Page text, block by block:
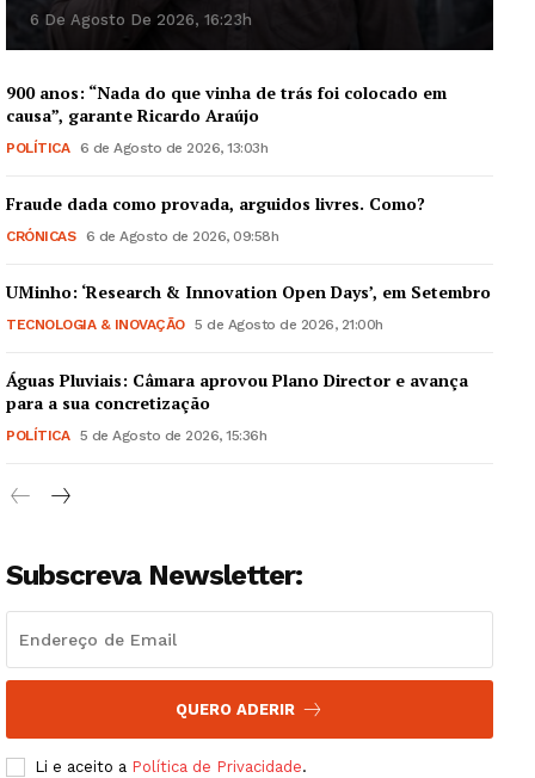
Guimarães, agora!
SUBSCREVA JÁ!
Institucional
Edição Digital
Grande Entrevista
Publicidade
6 De Agosto De 2026, 16:23h
900 anos: “Nada do que vinha de trás foi colocado em
causa”, garante Ricardo Araújo
POLÍTICA 6 de Agosto de 2026, 13:03h
Fraude dada como provada, arguidos livres. Como?
CRÓNICAS 6 de Agosto de 2026, 09:58h
UMinho: ‘Research & Innovation Open Days’, em Setembro
TECNOLOGIA & INOVAÇÃO 5 de Agosto de 2026, 21:00h
Águas Pluviais: Câmara aprovou Plano Director e avança
para a sua concretização
POLÍTICA 5 de Agosto de 2026, 15:36h
Subscreva Newsletter:
QUERO ADERIR
Li e aceito a Política de Privacidade.